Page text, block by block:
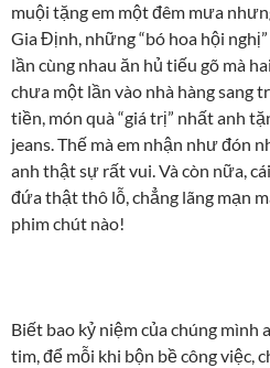
muội tặng em một đêm mưa
Gia Định, những “bó hoa hội
lần cùng nhau ăn hủ tiếu gõ mà
chưa một lần vào nhà hàng sang
tiền, món quà “giá trị” nhất anh
jeans. Thế mà em nhận như đón
anh thật sự rất vui. Và còn nữa,
đứa thật thô lỗ, chẳng lãng mạn
phim chút nào!
Biết bao kỷ niệm của chúng mình
tim, để mỗi khi bộn bề công việc,